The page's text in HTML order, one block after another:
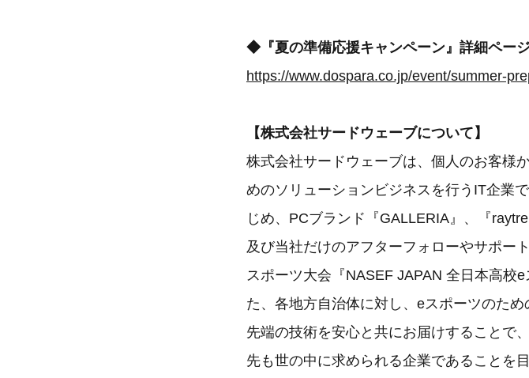
◆『夏の準備応援キャンペーン』詳細ペー
https://www.dospara.co.jp/event/summer-
【株式会社サードウェーブについて】
株式会社サードウェーブは、個人のお客様
めのソリューションビジネスを行うIT企業
じめ、PCブランド『GALLERIA』、『
及び当社だけのアフターフォローやサポー
スポーツ大会『NASEF JAPAN 全日本高校
た、各地方自治体に対し、eスポーツのた
先端の技術を安心と共にお届けすることで
先も世の中に求められる企業であることを目